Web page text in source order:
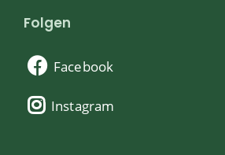
Folgen
Facebook
Instagram